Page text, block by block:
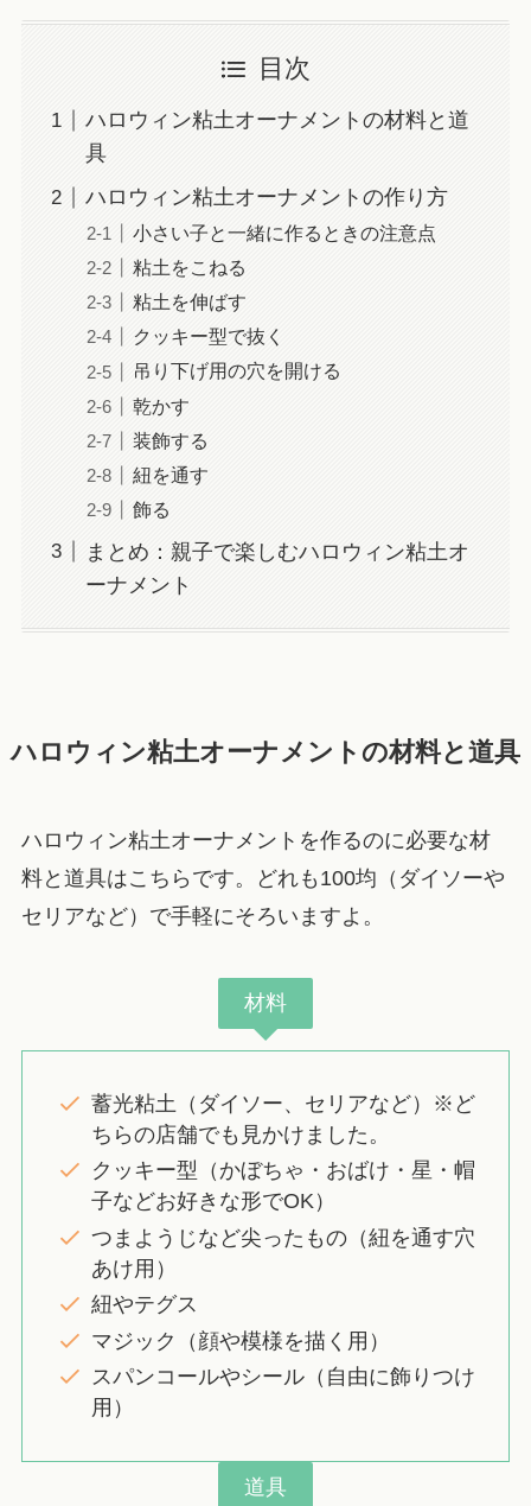
目次
ハロウィン粘土オーナメントの材料と道
具
ハロウィン粘土オーナメントの作り方
小さい子と一緒に作るときの注意点
粘土をこねる
粘土を伸ばす
クッキー型で抜く
吊り下げ用の穴を開ける
乾かす
装飾する
紐を通す
飾る
まとめ：親子で楽しむハロウィン粘土オ
ーナメント
ハロウィン粘土オーナメントの材料と道具
ハロウィン粘土オーナメントを作るのに必要な材
料と道具はこちらです。どれも100均（ダイソーや
セリアなど）で手軽にそろいますよ。
材料
蓄光粘土（ダイソー、セリアなど）※ど
ちらの店舗でも見かけました。
クッキー型（かぼちゃ・おばけ・星・帽
子などお好きな形でOK）
つまようじなど尖ったもの（紐を通す穴
あけ用）
紐やテグス
マジック（顔や模様を描く用）
スパンコールやシール（自由に飾りつけ
用）
道具